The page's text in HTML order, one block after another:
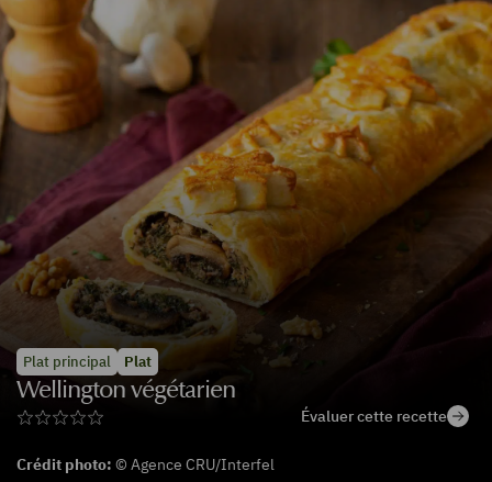
Plat principal Plat
Wellington végétarien
Évaluer cette recette
Crédit photo: © Agence CRU/Interfel